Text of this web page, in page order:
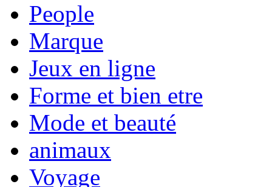
People
Marque
Jeux en ligne
Forme et bien etre
Mode et beauté
animaux
Voyage